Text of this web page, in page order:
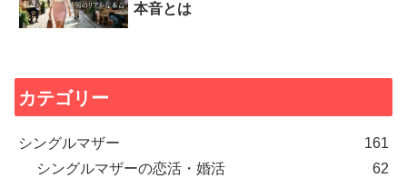
本音とは
カテゴリー
シングルマザー
161
シングルマザーの恋活・婚活
62